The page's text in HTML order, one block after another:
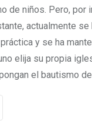
de niños. Pero, por
actualmente se
y se ha
elija su propia
el bautismo